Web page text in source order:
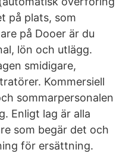
på plats, som
på Dooer är du
lön och utlägg.
smidigare,
Kommersiell
sommarpersonalen
Enligt lag är alla
som begär det och
för ersättning.